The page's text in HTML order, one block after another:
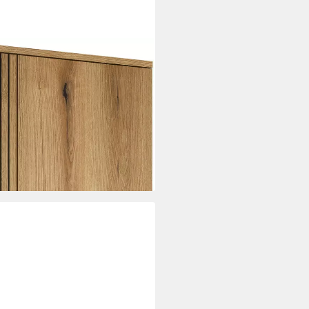
(1-St) Garderobenschrank mit
(B/T/H) 60/36/196 cm
dir